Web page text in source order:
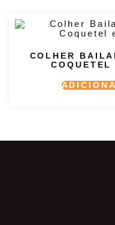
COLHER